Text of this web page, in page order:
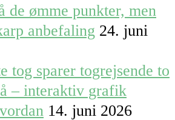
de ømme punkter, men
anbefaling 24. juni
tog sparer togrejsende to
– interaktiv grafik
14. juni 2026